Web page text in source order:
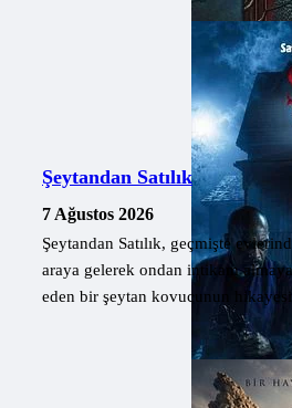
Şeytandan Satılık
7 Ağustos 2026
Şeytandan Satılık, geçmişte
araya gelerek ondan intikam
eden bir şeytan kovucunun